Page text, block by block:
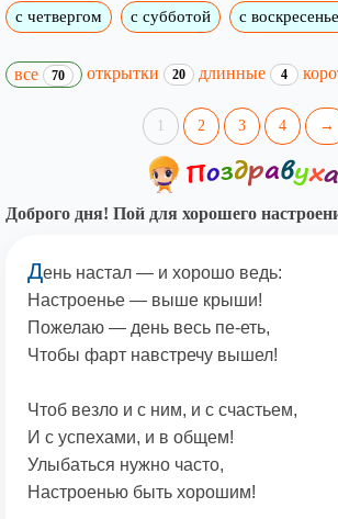
с четвергом с субботой с
все 70 открытки 20 длинные 4
1 2 3 4 →
Доброго дня! Пой для хорошего
День настал — и хорошо ведь:
Настроенье — выше крыши!
Пожелаю — день весь пе-еть,
Чтобы фарт навстречу вышел!
Чтоб везло и с ним, и с счастьем,
И с успехами, и в общем!
Улыбаться нужно часто,
Настроенью быть хорошим!